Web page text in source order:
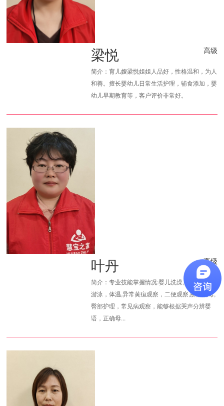
梁悦 高级
简介：育儿嫂梁悦姐姐人品好，性格温和，为人
和善。擅长婴幼儿日常生活护理，辅食添加，婴
幼儿早期教育等，客户评价非常好。
叶丹 高级
简介：专业技能掌握情况:婴儿洗澡,抚触，按摩,
游泳，体温,异常黄疸观察，二便观察,脐部消毒,
臀部护理，常见病观察，能够根据哭声分辨婴
语，正确母...